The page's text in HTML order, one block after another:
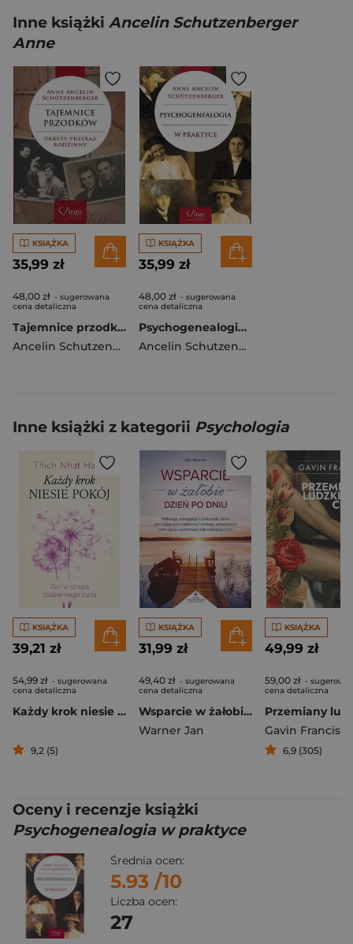
Inne książki Ancelin Schutzenberger
Anne
KSIĄŻKA
35,99 zł
48,00 zł - sugerowana
cena detaliczna
Tajemnice przodków. Ukryty przekaz rodzinny
Ancelin Schutzenberger Anne
KSIĄŻKA
35,99 zł
48,00 zł - sugerowana
cena detaliczna
Psychogenealogia w praktyce w.2
Ancelin Schutzenberger Anne
Inne książki z kategorii Psychologia
KSIĄŻKA
39,21 zł
54,99 zł - sugerowana
cena detaliczna
Każdy krok niesie pokój Zen w sztuce codziennego życia
9,2 (5)
KSIĄŻKA
31,99 zł
49,40 zł - sugerowana
cena detaliczna
Wsparcie w żałobie dzień po dniu. Refleksje, medytacje i ćwiczenia, które pomagają uporządkować emocje, odbudować sens życia i przetrwać najtrudniejszy czas
Warner Jan
KSIĄŻKA
49,99 zł
59,00 zł -
cena detaliczna
Gavin Francis
6,9 (305)
Oceny i recenzje książki
Psychogenealogia w praktyce
Średnia ocen:
5.93 /10
Liczba ocen:
27